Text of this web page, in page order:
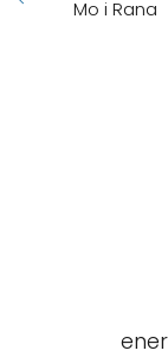
Mo i Rana